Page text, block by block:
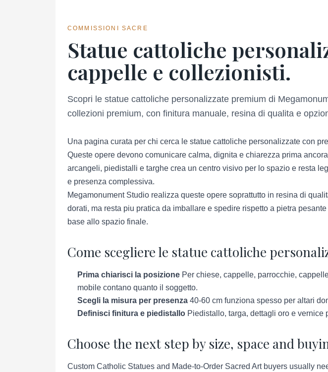
COMMISSIONI SACRE
Statue cattoliche
cappelle e collezionisti.
Scopri le statue cattoliche personalizzate premium di
collezioni premium, con finitura manuale, resina di qualita e
Una pagina curata per chi cerca le statue cattoliche personalizzate con
Queste opere devono comunicare calma, dignita e chiarezza prima
arcangeli, piedistalli e targhe crea un centro visivo per lo spazio e resta
e presenza complessiva.
Megamonument Studio realizza queste opere soprattutto in resina di
dorati, ma resta piu pratica da imballare e spedire rispetto a pietra
base allo spazio finale.
Come scegliere le statue cattoliche
Prima chiarisci la posizione Per chiese, cappelle, parrocchie,
mobile contano quanto il soggetto.
Scegli la misura per presenza 40-60 cm funziona spesso per altari
Definisci finitura e piedistallo Piedistallo, targa, dettagli oro e
Choose the next step by size, space and
Custom Catholic Statues and Made-to-Order Sacred Art buyers usually